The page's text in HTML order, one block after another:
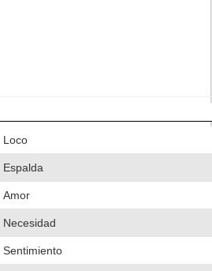
Loco
Espalda
Amor
Necesidad
Sentimiento